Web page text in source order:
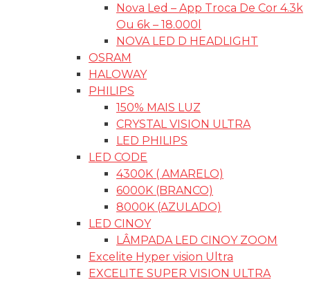
Nova Led – App Troca De Cor 4.3k
Ou 6k – 18.000l
NOVA LED D HEADLIGHT
OSRAM
HALOWAY
PHILIPS
150% MAIS LUZ
CRYSTAL VISION ULTRA
LED PHILIPS
LED CODE
4300K ( AMARELO)
6000K (BRANCO)
8000K (AZULADO)
LED CINOY
LÂMPADA LED CINOY ZOOM
Excelite Hyper vision Ultra
EXCELITE SUPER VISION ULTRA